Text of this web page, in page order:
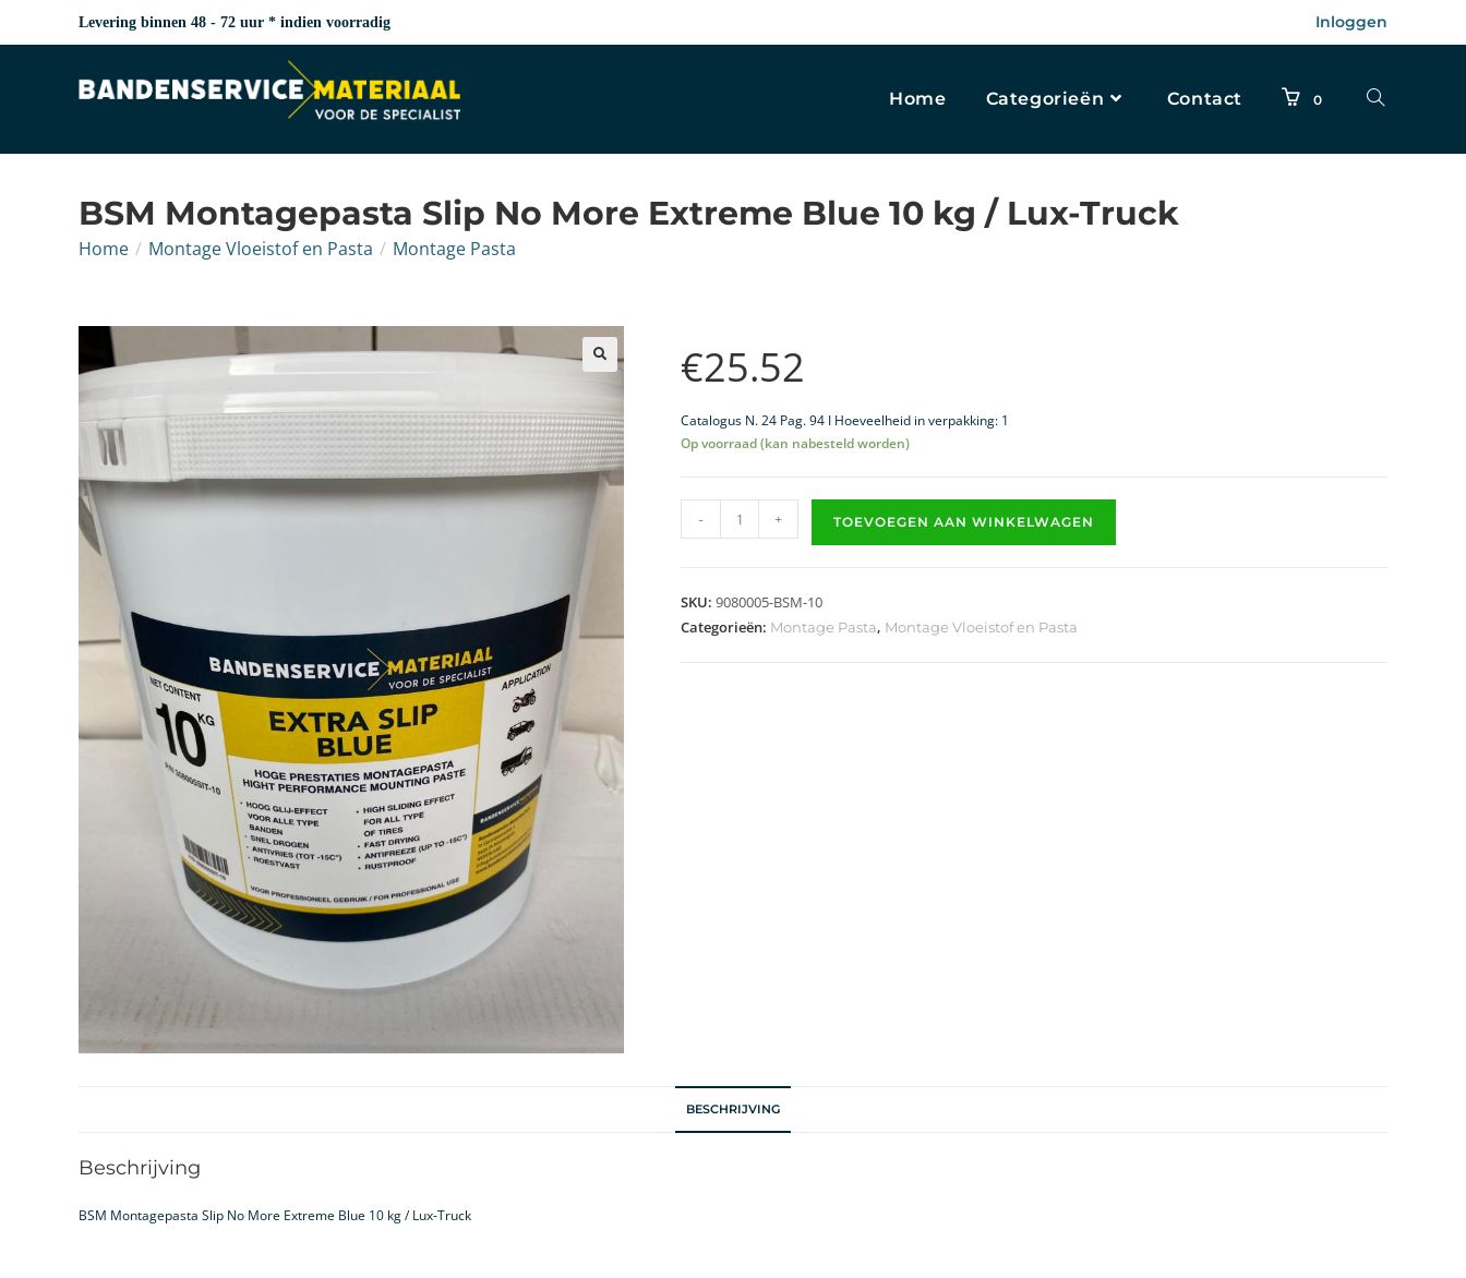
Levering binnen 48 - 72 uur * indien voorradig Inloggen
Home Categorieën Contact 0
BSM Montagepasta Slip No More Extreme Blue 10 kg / Lux-Truck
Home / Montage Vloeistof en Pasta / Montage Pasta
€25.52
Catalogus N. 24 Pag. 94 I Hoeveelheid in verpakking: 1
Op voorraad (kan nabesteld worden)
- + TOEVOEGEN AAN WINKELWAGEN
SKU: 9080005-BSM-10
Categorieën: Montage Pasta, Montage Vloeistof en Pasta
BESCHRIJVING
Beschrijving
BSM Montagepasta Slip No More Extreme Blue 10 kg / Lux-Truck